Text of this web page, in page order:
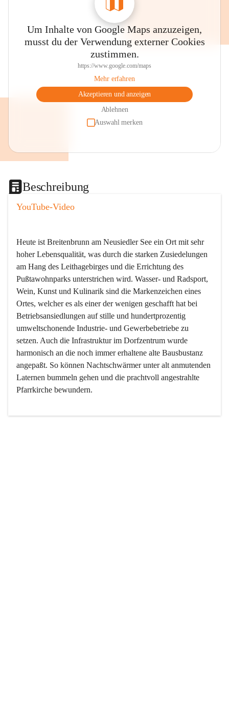
Um Inhalte von Google Maps anzuzeigen,
musst du der Verwendung externer Cookies
zustimmen.
https://www.google.com/maps
Mehr erfahren
Akzeptieren und anzeigen
Ablehnen
Auswahl merken
Beschreibung
YouTube-Video
Heute ist Breitenbrunn am Neusiedler See ein Ort mit sehr
hoher Lebensqualität, was durch die starken Zusiedelungen
am Hang des Leithagebirges und die Errichtung des
Pußtawohnparks unterstrichen wird. Wasser- und Radsport,
Wein, Kunst und Kulinarik sind die Markenzeichen eines
Ortes, welcher es als einer der wenigen geschafft hat bei
Betriebsansiedlungen auf stille und hundertprozentig
umweltschonende Industrie- und Gewerbebetriebe zu
setzen. Auch die Infrastruktur im Dorfzentrum wurde
harmonisch an die noch immer erhaltene alte Bausbustanz
angepaßt. So können Nachtschwärmer unter alt anmutenden
Laternen bummeln gehen und die prachtvoll angestrahlte
Pfarrkirche bewundern.
Der Weinbau dominert heute nicht mehr, ist aber integrativer